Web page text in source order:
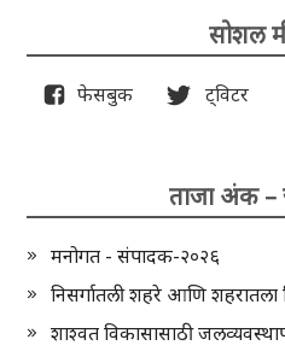
सोशल
फेसबुक ट्विटर
ताजा अंक
मनोगत - संपादक-२०२६
निसर्गातली शहरे आणि
शाश्वत विकासासाठी